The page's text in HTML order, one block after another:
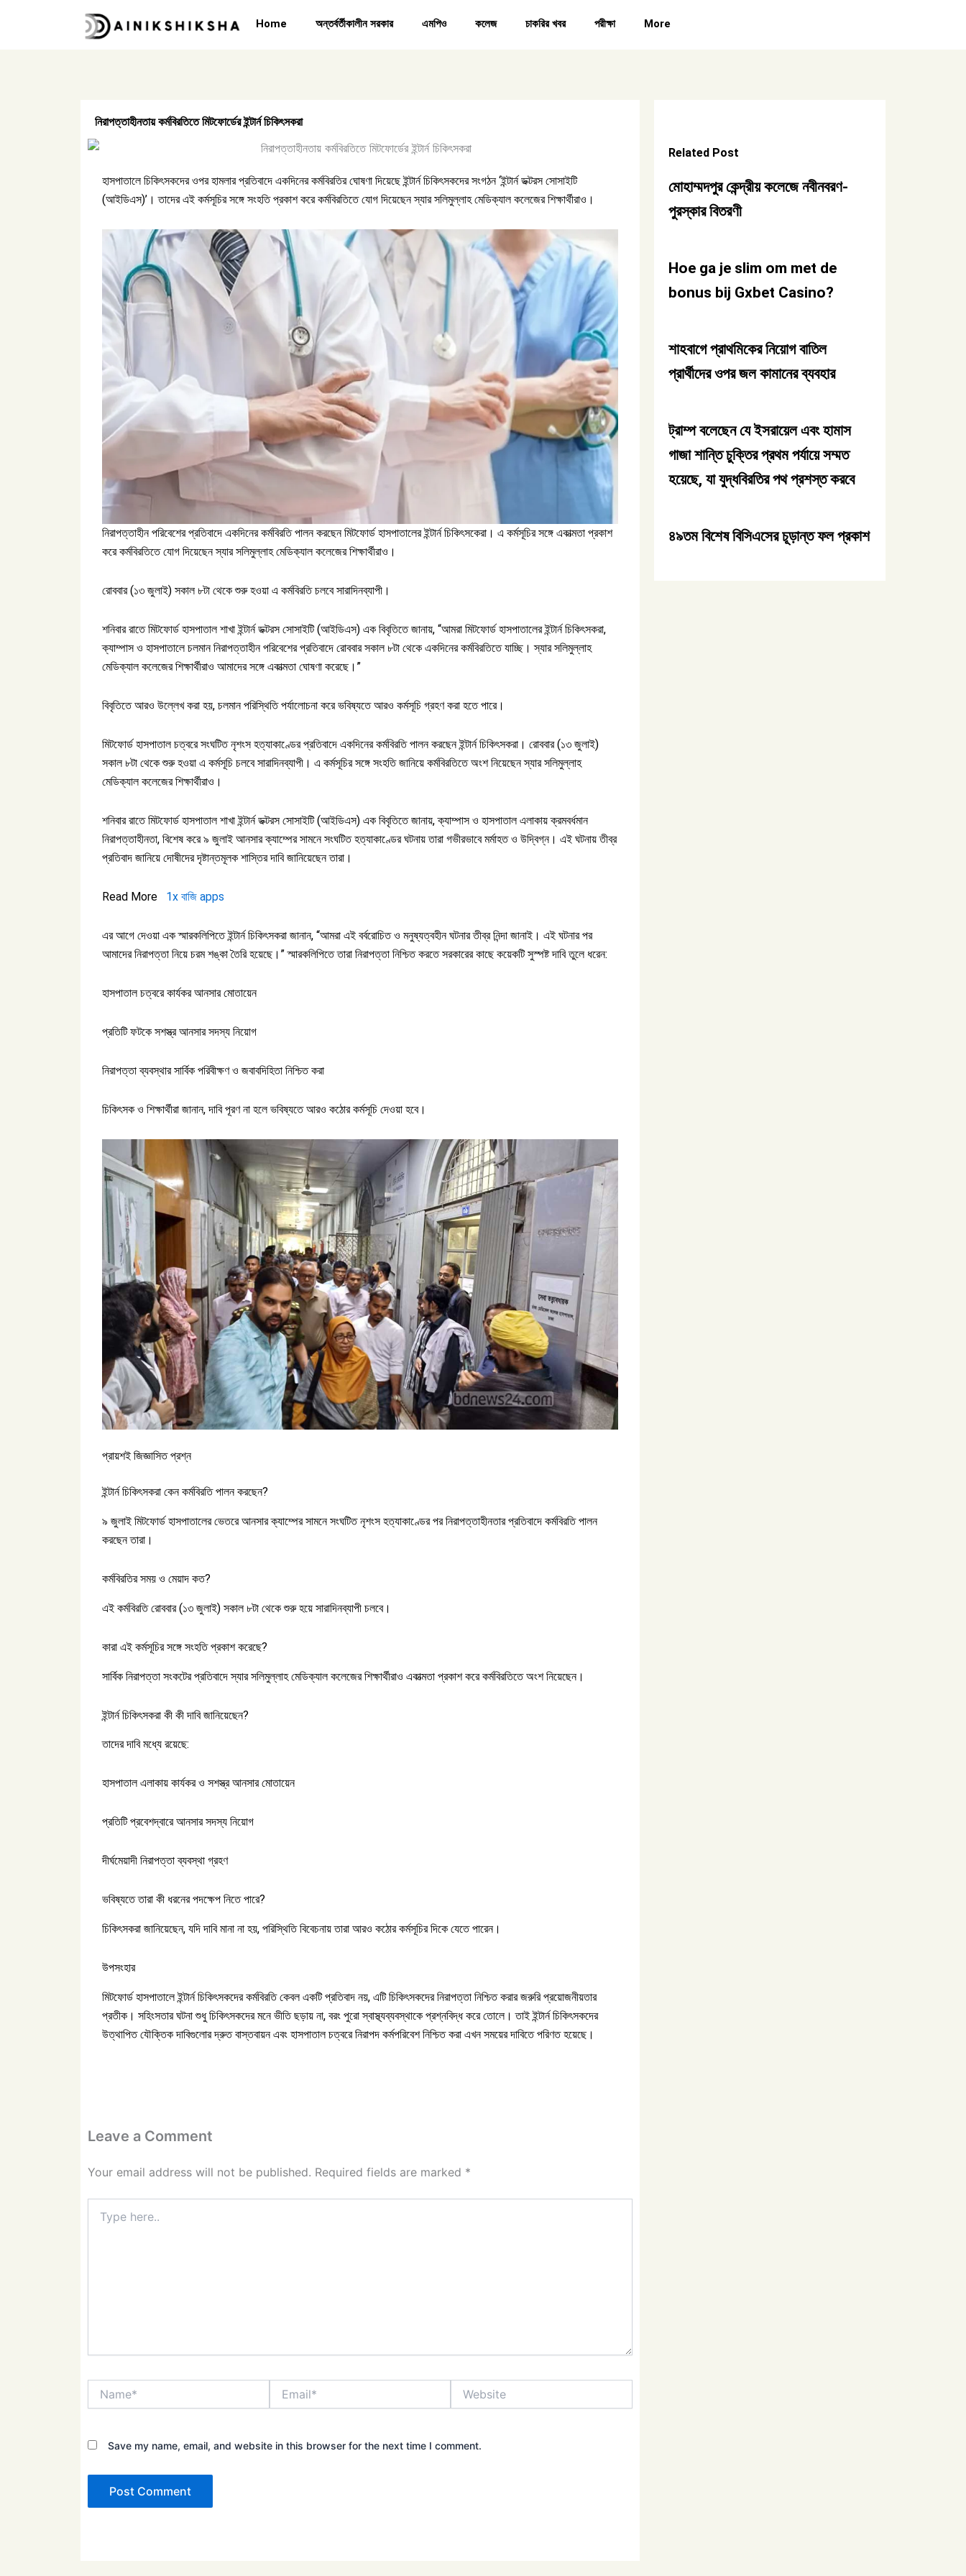
Home অন্তর্বর্তীকালীন সরকার এমপিও কলেজ চাকরির খবর পরীক্ষা More
নিরাপত্তাহীনতায় কর্মবিরতিতে মিটফোর্ডের ইন্টার্ন চিকিৎসকরা
হাসপাতালে চিকিৎসকদের ওপর হামলার প্রতিবাদে একদিনের কর্মবিরতির ঘোষণা দিয়েছে ইন্টার্ন চিকিৎসকদের সংগঠন ‘ইন্টার্ন ডক্টরস সোসাইটি
(আইডিএস)’। তাদের এই কর্মসূচির সঙ্গে সংহতি প্রকাশ করে কর্মবিরতিতে যোগ দিয়েছেন স্যার সলিমুল্লাহ মেডিক্যাল কলেজের শিক্ষার্থীরাও।
নিরাপত্তাহীন পরিবেশের প্রতিবাদে একদিনের কর্মবিরতি পালন করছেন মিটফোর্ড হাসপাতালের ইন্টার্ন চিকিৎসকেরা। এ কর্মসূচির সঙ্গে একাত্মতা প্রকাশ
করে কর্মবিরতিতে যোগ দিয়েছেন স্যার সলিমুল্লাহ মেডিক্যাল কলেজের শিক্ষার্থীরাও।
রোববার (১৩ জুলাই) সকাল ৮টা থেকে শুরু হওয়া এ কর্মবিরতি চলবে সারাদিনব্যাপী।
শনিবার রাতে মিটফোর্ড হাসপাতাল শাখা ইন্টার্ন ডক্টরস সোসাইটি (আইডিএস) এক বিবৃতিতে জানায়, “আমরা মিটফোর্ড হাসপাতালের ইন্টার্ন চিকিৎসকরা,
ক্যাম্পাস ও হাসপাতালে চলমান নিরাপত্তাহীন পরিবেশের প্রতিবাদে রোববার সকাল ৮টা থেকে একদিনের কর্মবিরতিতে যাচ্ছি। স্যার সলিমুল্লাহ
মেডিক্যাল কলেজের শিক্ষার্থীরাও আমাদের সঙ্গে একাত্মতা ঘোষণা করেছে।”
বিবৃতিতে আরও উল্লেখ করা হয়, চলমান পরিস্থিতি পর্যালোচনা করে ভবিষ্যতে আরও কর্মসূচি গ্রহণ করা হতে পারে।
মিটফোর্ড হাসপাতাল চত্বরে সংঘটিত নৃশংস হত্যাকাণ্ডের প্রতিবাদে একদিনের কর্মবিরতি পালন করছেন ইন্টার্ন চিকিৎসকরা। রোববার (১৩ জুলাই)
সকাল ৮টা থেকে শুরু হওয়া এ কর্মসূচি চলবে সারাদিনব্যাপী। এ কর্মসূচির সঙ্গে সংহতি জানিয়ে কর্মবিরতিতে অংশ নিয়েছেন স্যার সলিমুল্লাহ
মেডিক্যাল কলেজের শিক্ষার্থীরাও।
শনিবার রাতে মিটফোর্ড হাসপাতাল শাখা ইন্টার্ন ডক্টরস সোসাইটি (আইডিএস) এক বিবৃতিতে জানায়, ক্যাম্পাস ও হাসপাতাল এলাকায় ক্রমবর্ধমান
নিরাপত্তাহীনতা, বিশেষ করে ৯ জুলাই আনসার ক্যাম্পের সামনে সংঘটিত হত্যাকাণ্ডের ঘটনায় তারা গভীরভাবে মর্মাহত ও উদ্বিগ্ন। এই ঘটনায় তীব্র
প্রতিবাদ জানিয়ে দোষীদের দৃষ্টান্তমূলক শাস্তির দাবি জানিয়েছেন তারা।
Read More 1x বাজি apps
এর আগে দেওয়া এক স্মারকলিপিতে ইন্টার্ন চিকিৎসকরা জানান, “আমরা এই বর্বরোচিত ও মনুষ্যত্বহীন ঘটনার তীব্র নিন্দা জানাই। এই ঘটনার পর
আমাদের নিরাপত্তা নিয়ে চরম শঙ্কা তৈরি হয়েছে।” স্মারকলিপিতে তারা নিরাপত্তা নিশ্চিত করতে সরকারের কাছে কয়েকটি সুস্পষ্ট দাবি তুলে ধরেন:
হাসপাতাল চত্বরে কার্যকর আনসার মোতায়েন
প্রতিটি ফটকে সশস্ত্র আনসার সদস্য নিয়োগ
নিরাপত্তা ব্যবস্থার সার্বিক পরিবীক্ষণ ও জবাবদিহিতা নিশ্চিত করা
চিকিৎসক ও শিক্ষার্থীরা জানান, দাবি পূরণ না হলে ভবিষ্যতে আরও কঠোর কর্মসূচি দেওয়া হবে।
প্রায়শই জিজ্ঞাসিত প্রশ্ন
ইন্টার্ন চিকিৎসকরা কেন কর্মবিরতি পালন করছেন?
৯ জুলাই মিটফোর্ড হাসপাতালের ভেতরে আনসার ক্যাম্পের সামনে সংঘটিত নৃশংস হত্যাকাণ্ডের পর নিরাপত্তাহীনতার প্রতিবাদে কর্মবিরতি পালন
করছেন তারা।
কর্মবিরতির সময় ও মেয়াদ কত?
এই কর্মবিরতি রোববার (১৩ জুলাই) সকাল ৮টা থেকে শুরু হয়ে সারাদিনব্যাপী চলবে।
কারা এই কর্মসূচির সঙ্গে সংহতি প্রকাশ করেছে?
সার্বিক নিরাপত্তা সংকটের প্রতিবাদে স্যার সলিমুল্লাহ মেডিক্যাল কলেজের শিক্ষার্থীরাও একাত্মতা প্রকাশ করে কর্মবিরতিতে অংশ নিয়েছেন।
ইন্টার্ন চিকিৎসকরা কী কী দাবি জানিয়েছেন?
তাদের দাবি মধ্যে রয়েছে:
হাসপাতাল এলাকায় কার্যকর ও সশস্ত্র আনসার মোতায়েন
প্রতিটি প্রবেশদ্বারে আনসার সদস্য নিয়োগ
দীর্ঘমেয়াদী নিরাপত্তা ব্যবস্থা গ্রহণ
ভবিষ্যতে তারা কী ধরনের পদক্ষেপ নিতে পারে?
চিকিৎসকরা জানিয়েছেন, যদি দাবি মানা না হয়, পরিস্থিতি বিবেচনায় তারা আরও কঠোর কর্মসূচির দিকে যেতে পারেন।
উপসংহার
মিটফোর্ড হাসপাতালে ইন্টার্ন চিকিৎসকদের কর্মবিরতি কেবল একটি প্রতিবাদ নয়, এটি চিকিৎসকদের নিরাপত্তা নিশ্চিত করার জরুরি প্রয়োজনীয়তার
প্রতীক। সহিংসতার ঘটনা শুধু চিকিৎসকদের মনে ভীতি ছড়ায় না, বরং পুরো স্বাস্থ্যব্যবস্থাকে প্রশ্নবিদ্ধ করে তোলে। তাই ইন্টার্ন চিকিৎসকদের
উত্থাপিত যৌক্তিক দাবিগুলোর দ্রুত বাস্তবায়ন এবং হাসপাতাল চত্বরে নিরাপদ কর্মপরিবেশ নিশ্চিত করা এখন সময়ের দাবিতে পরিণত হয়েছে।
Leave a Comment
Your email address will not be published. Required fields are marked *
here..
Save my name, email, and website in this browser for the next time I comment.
Related Post
মোহাম্মদপুর কেন্দ্রীয় কলেজে নবীনবরণ-
পুরস্কার বিতরণী
Hoe ga je slim om met de
bonus bij Gxbet Casino?
শাহবাগে প্রাথমিকের নিয়োগ বাতিল
প্রার্থীদের ওপর জল কামানের ব্যবহার
ট্রাম্প বলেছেন যে ইসরায়েল এবং হামাস
গাজা শান্তি চুক্তির প্রথম পর্যায়ে সম্মত
হয়েছে, যা যুদ্ধবিরতির পথ প্রশস্ত করবে
৪৯তম বিশেষ বিসিএসের চূড়ান্ত ফল প্রকাশ